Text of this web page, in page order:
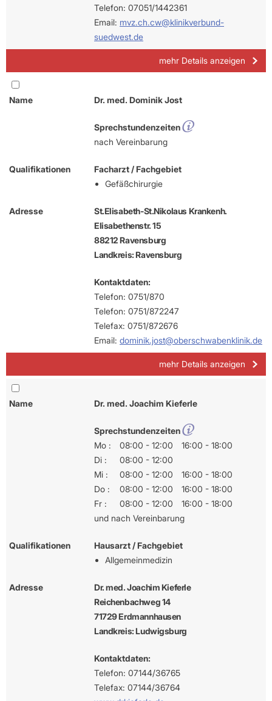
Telefon: 07051/1442361
Email: mvz.ch.cw@klinikverbund-
suedwest.de
mehr Details anzeigen
Name Dr. med. Dominik Jost
Sprechstundenzeiten
nach Vereinbarung
Qualifikationen
Facharzt / Fachgebiet
Gefäßchirurgie
Adresse
St.Elisabeth-St.Nikolaus Krankenh.
Elisabethenstr. 15
88212 Ravensburg
Landkreis: Ravensburg
Kontaktdaten:
Telefon: 0751/870
Telefon: 0751/872247
Telefax: 0751/872676
Email: dominik.jost@oberschwabenklinik.de
mehr Details anzeigen
Name Dr. med. Joachim Kieferle
Sprechstundenzeiten
Mo :
08:00 - 12:00
16:00 - 18:00
Di :
08:00 - 12:00
Mi :
08:00 - 12:00
16:00 - 18:00
Do :
08:00 - 12:00
16:00 - 18:00
Fr :
08:00 - 12:00
16:00 - 18:00
und nach Vereinbarung
Qualifikationen
Hausarzt / Fachgebiet
Allgemeinmedizin
Adresse
Dr. med. Joachim Kieferle
Reichenbachweg 14
71729 Erdmannhausen
Landkreis: Ludwigsburg
Kontaktdaten:
Telefon: 07144/36765
Telefax: 07144/36764